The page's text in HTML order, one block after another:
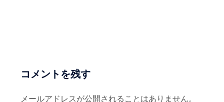
コメントを残す
メールアドレスが公開されることはありません。